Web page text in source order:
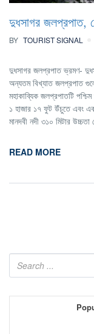
দুধসাগর জলপ্রপাত,
BY TOURIST SIGNAL
দুধসাগর জলপ্রপাত ভ্রমণ-
অন্যতম বিখ্যাত জলপ্রপাত
মহাকাব্যিক জলপ্রপাতটি
১ হাজার ১৭ ফুট উঁচুতে এবং
মানদবী নদী ৩১০ মিটার
READ MORE